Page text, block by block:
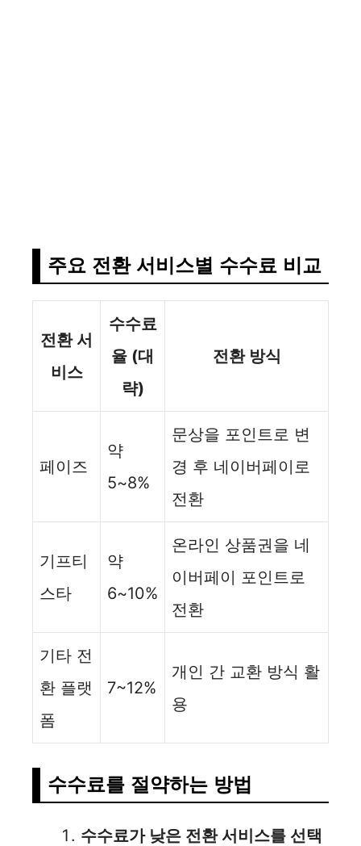
주요 전환 서비스별 수수료 비교
전환 서
비스
수수료
율 (대
략)
전환 방식
페이즈
약
5~8%
문상을 포인트로 변
경 후 네이버페이로
전환
기프티
스타
약
6~10%
온라인 상품권을 네
이버페이 포인트로
전환
기타 전
환 플랫
폼
7~12%
개인 간 교환 방식 활
용
수수료를 절약하는 방법
수수료가 낮은 전환 서비스를 선택